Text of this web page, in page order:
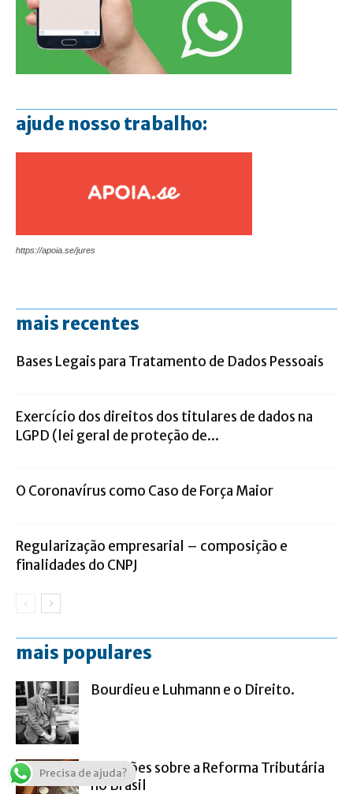
ajude nosso trabalho:
https://apoia.se/jures
mais recentes
Bases Legais para Tratamento de Dados Pessoais
Exercício dos direitos dos titulares de dados na
LGPD (lei geral de proteção de...
O Coronavírus como Caso de Força Maior
Regularização empresarial – composição e
finalidades do CNPJ
mais populares
Bourdieu e Luhmann e o Direito.
Previsões sobre a Reforma Tributária
no Brasil
Precisa de ajuda?